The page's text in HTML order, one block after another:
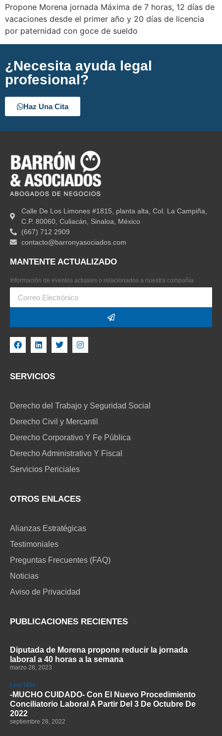
Propone Morena jornada Máxima de 7 horas, 12 días de
vacaciones desde el primer año y 20 días de licencia
por paternidad con goce de sueldo
¿Necesita ayuda legal
profesional?
Haz Una Cita
Calle De Los Limones #1815, planta alta, Col. La Campiña,
C.P. 80060, Culiacán, Sinaloa, México
(667) 712 2909
contacto@barronyasociados.com
MANTENTE ACTUALIZADO
Información de eventos actuales o relacionados a nuestra compañía
SERVICIOS
Derecho del Trabajo y Seguridad Social
Derecho Civil y Mercantil
Derecho Corporativo Y Fe Pública
Derecho Administrativo Y Fiscal
Servicios Periciales
OTROS ENLACES
Alianzas Estratégicas
Testimoniales
Preguntas Frecuentes (FAQ)
Noticias
Aviso de Privacidad
PUBLICACIONES RECIENTES
Diputada de Morena propone reducir la jornada
laboral a 40 horas a la semana
marzo 28, 2023
Leer Más
-MUCHO CUIDADO- Con El Nuevo Procedimiento
Conciliatorio Laboral A Partir Del 3 De Octubre De
2022
septiembre 28, 2022